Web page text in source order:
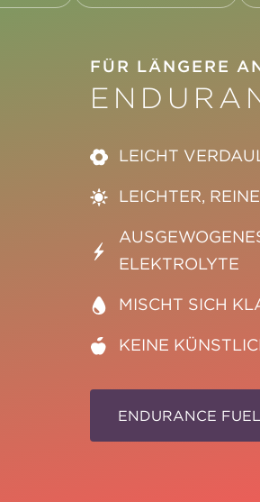
FÜR LÄNGERE
LEICHT
LEICHTER,
ELEKTROLYTE
MISCHT SICH
KEINE
ENDURANCE